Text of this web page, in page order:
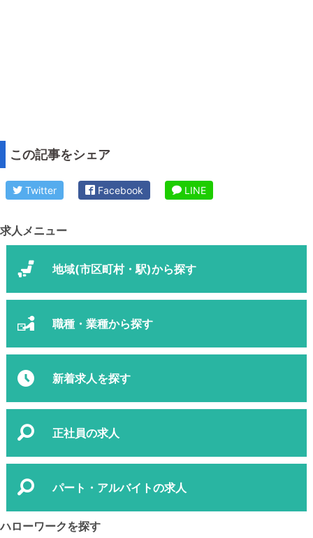
この記事をシェア
Twitter Facebook LINE
求人メニュー
地域(市区町村・駅)から探す
職種・業種から探す
新着求人を探す
正社員の求人
パート・アルバイトの求人
ハローワークを探す